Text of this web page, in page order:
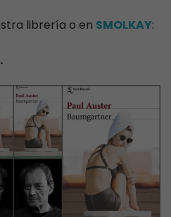
librería o en SMOLKAY: